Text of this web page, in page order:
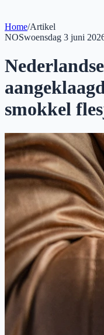
Home/Artikel
NOSwoensdag 3 juni
smokkel